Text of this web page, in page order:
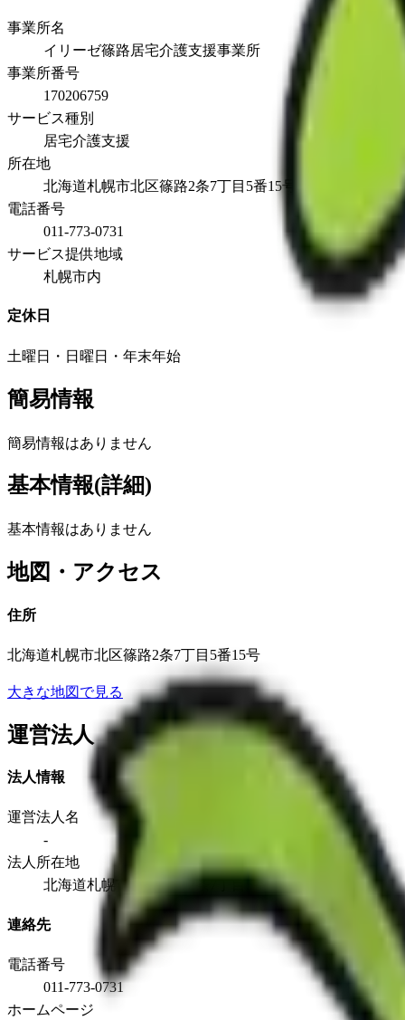
事業所名
イリーゼ篠路居宅介護支援事業所
事業所番号
170206759
サービス種別
居宅介護支援
所在地
北海道札幌市北区篠路2条7丁目5番15号
電話番号
011-773-0731
サービス提供地域
札幌市内
定休日
土曜日・日曜日・年末年始
簡易情報
簡易情報はありません
基本情報(詳細)
基本情報はありません
地図・アクセス
住所
北海道札幌市北区篠路2条7丁目5番15号
大きな地図で見る
運営法人
法人情報
運営法人名
-
法人所在地
北海道札幌市北区篠路2条7丁目5番15号
連絡先
電話番号
011-773-0731
ホームページ